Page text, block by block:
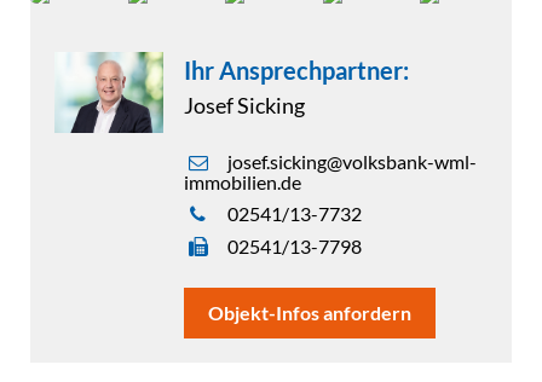
Ihr Ansprechpartner:
Josef Sicking
josef.sicking@volksbank-wml-
immobilien.de
02541/13-7732
02541/13-7798
Objekt-Infos anfordern